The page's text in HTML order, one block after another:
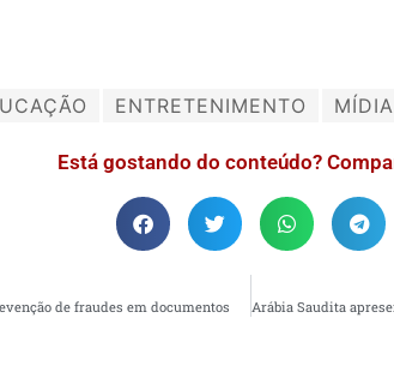
ENTRETENIMENTO MÍDIA
Está gostando do conteúdo?
de fraudes em documentos